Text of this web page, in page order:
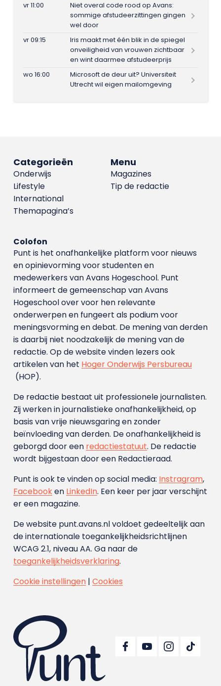
vr 11:00
Niet overal code rood op Avans:
sommige afstudeerzittingen gingen
wel door
vr 09:15
Iris maakt met één blik in de spiegel
onveiligheid van vrouwen zichtbaar
en wint daarmee afstudeerprijs
wo 16:00
Microsoft de deur uit? Universiteit
Utrecht wil eigen mailomgeving
Menu
Magazines
Tip de redactie
Categorieën
Onderwijs
Lifestyle
International
Themapagina’s
Colofon
Punt is het onafhankelijke platform voor nieuws
en opinievorming voor studenten en
medewerkers van Avans Hoge­school. Punt
informeert de gemeenschap van Avans
Hogeschool over voor hen relevante
onderwerpen en fungeert als podium voor
meningsvorming en debat. De mening van derden
is daarbij niet noodzakelijk de mening van de
redactie. Op de website vinden lezers ook
artikelen van het Hoger Onderwijs Persbureau
(HOP).
De redactie bestaat uit professionele journalisten.
Zij werken in journalistieke onafhankelijkheid, op
basis van vrije nieuwsgaring en zonder
beïnvloeding van derden. De onafhankelijkheid is
geborgd door een redactiestatuut. De redactie
wordt bijgestaan door een Redactieraad.
Punt is ook te vinden op social media: Instragram,
Facebooken LinkedIn. Een keer per jaar verschijnt
er een magazine.
De website punt.avans.nl voldoet gedeeltelijk aan
de internationale toegankelijkheidsrichtlijnen
WCAG 2.1, niveau AA. Ga naar de
toegankelijkheidsverklaring.
Cookie instellingen| Cookies